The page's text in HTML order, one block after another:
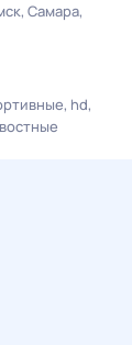
Самара
hd